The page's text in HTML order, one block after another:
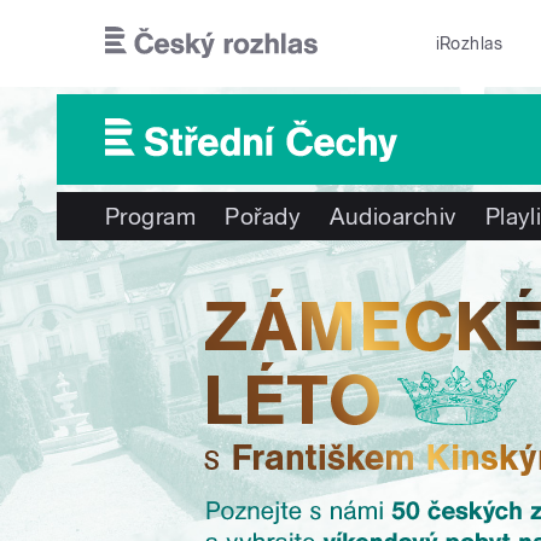
iRozhlas
Program Pořady Audioarchiv